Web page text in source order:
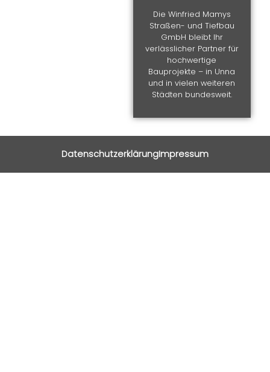
Die Winfried Mamys
Straßen- und Tiefbau
GmbH bleibt Ihr
verlässlicher Partner für
hochwertige
Bauprojekte – in Unna
und in vielen weiteren
Städten bundesweit.
DatenschutzerklärungImpressum